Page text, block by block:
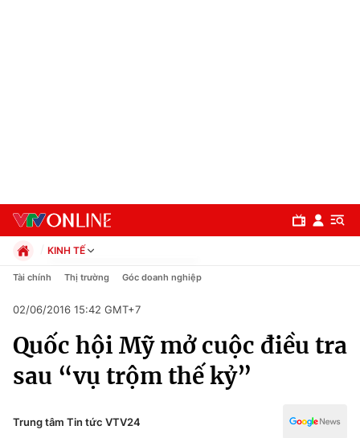
Chuyên mục
Chính trị
KINH TẾ
Chính trị
Pháp luật
Kinh tế
Thể thao
Truyền hình
Y tế
Tài chính Thị trường Góc doanh nghiệp
02/06/2016 15:42 GMT+7
Quốc hội Mỹ mở cuộc điều tra
sau “vụ trộm thế kỷ”
Trung tâm Tin tức VTV24